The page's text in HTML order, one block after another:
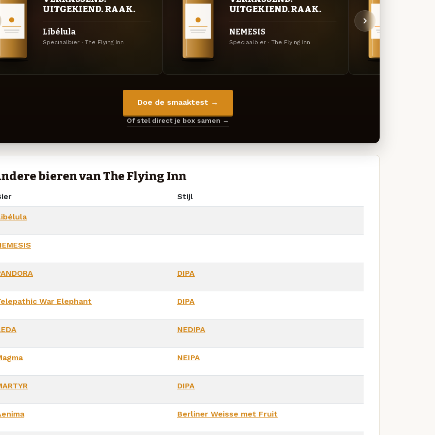
UITGEKIEND. RAAK.
Libélula
Speciaalbier · The Flying Inn
UITGEKIEND. RAAK.
NEMESIS
Speciaalbier · The Flying Inn
Doe de smaaktest →
Of stel direct je box samen →
bieren van The Flying Inn
Stijl
DIPA
War Elephant DIPA
NEDIPA
NEIPA
DIPA
Berliner Weisse met Fruit